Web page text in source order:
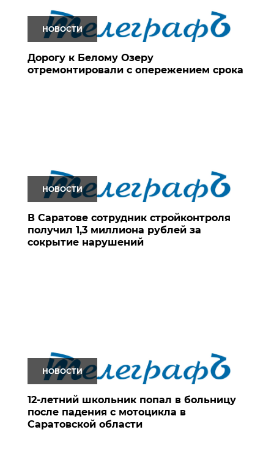
НОВОСТИ
Дорогу к Белому Озеру
отремонтировали с опережением срока
НОВОСТИ
В Саратове сотрудник стройконтроля
получил 1,3 миллиона рублей за
сокрытие нарушений
НОВОСТИ
12-летний школьник попал в больницу
после падения с мотоцикла в
Саратовской области